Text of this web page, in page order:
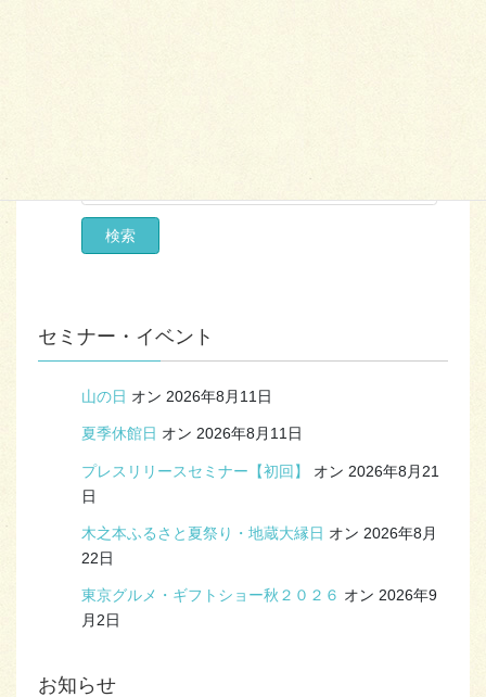
セミナー・イベント
山の日 オン 2026年8月11日
夏季休館日 オン 2026年8月11日
プレスリリースセミナー【初回】
オン 2026年8月21
日
木之本ふるさと夏祭り・地蔵大縁日 オン 2026年8月
22日
東京グルメ・ギフトショー秋２０２６ オン 2026年9
月2日
お知らせ